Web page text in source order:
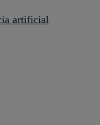
artificial